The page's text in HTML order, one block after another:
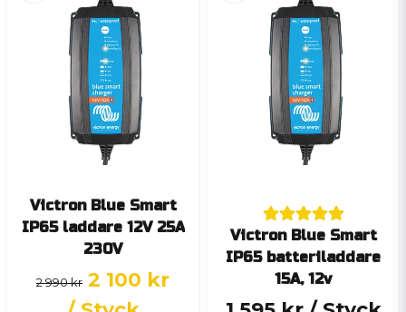
Victron Blue Smart
IP65 laddare 12V 25A
230V
2 990 kr 2 100 kr
Victron Blue Smart
IP65 batteriladdare
15A, 12v